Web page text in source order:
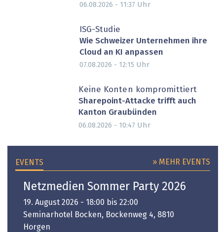
06.08.2026 - 11:37 Uhr
ISG-Studie
Wie Schweizer Unternehmen ihre
Cloud an KI anpassen
07.08.2026 - 12:15 Uhr
Keine Konten kompromittiert
Sharepoint-Attacke trifft auch
Kanton Graubünden
06.08.2026 - 10:47 Uhr
EVENTS » MEHR EVENTS
Netzmedien Sommer Party 2026
19. August 2026 - 18:00 bis 22:00
Seminarhotel Bocken, Bockenweg 4, 8810
Horgen